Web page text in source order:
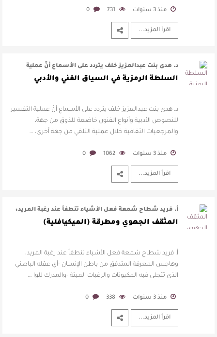
منذ 3 سنوات 731
0
اقرأ المزيد...
د. هدى بنت عبدالعزيز خلف يتردد على الأسماع أنّ عملية
التفسير للنصوص الأدبية وأنو …
السلطة الرمزية في السياق الفني والأدبي
د. هدى بنت عبدالعزيز خلف يتردد على الأسماع أنّ عملية التفسير
للنصوص الأدبية وأنواع الفنون خاضعة للذوق من جهة،
والمرجعيات الثقافية خلال عملية التلقي من جهة أخرى، …
منذ 3 سنوات 1062
0
اقرأ المزيد...
أ. فريد شطاح شمعة فعل الأشياء تنطفأ عند رغبة المريد،
وهاجس المعرفة المتدفق من با …
المثقف الجهوي ومطرقة (الميكيافلية)
أ. فريد شطاح شمعة فعل الأشياء تنطفأ عند رغبة المريد،
وهاجس المعرفة المتدفق من باطن الإنسان -أي عقله الباطني
الذي تتجلى فيه المكبوتات والرغبات الميتة -والمدرك للوا …
منذ 3 سنوات 338
0
اقرأ المزيد...